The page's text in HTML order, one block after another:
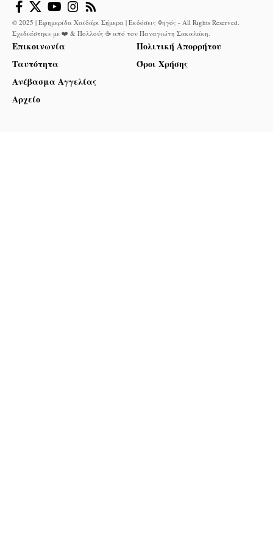
© 2025 | Εφημερίδα Χαϊδάρι Σήμερα | Εκδόσεις Φηγός - All Rights Reserved.
Σχεδιάστηκε με ❤️ & Πολλούς ☕ από τον Παναγιώτη Σακαλάκη
Επικοινωνία
Ταυτότητα
Ανέβασμα Αγγελίας
Αρχείο
Πολιτική Απορρήτου
Όροι Χρήσης